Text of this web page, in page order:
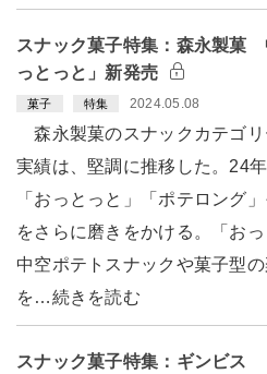
スナック菓子特集：森永製菓
っとっと」新発売
菓子 特集 2024.05.08
森永製菓のスナックカテゴ
実績は、堅調に推移した。24
「おっとっと」「ポテロング
をさらに磨きをかける。「お
中空ポテトスナックや菓子型
を…続きを読む
スナック菓子特集：ギンビス